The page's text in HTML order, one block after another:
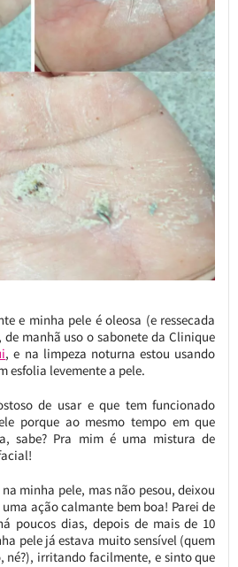
e minha pele é oleosa (e ressecada
manhã uso o sabonete da Clinique
, e na limpeza noturna estou usando
esfolia levemente a pele.
de usar e que tem funcionado
porque ao mesmo tempo em que
sabe? Pra mim é uma mistura de
minha pele, mas não pesou, deixou
ação calmante bem boa! Parei de
poucos dias, depois de mais de 10
pele já estava muito sensível (quem
né?), irritando facilmente, e sinto que